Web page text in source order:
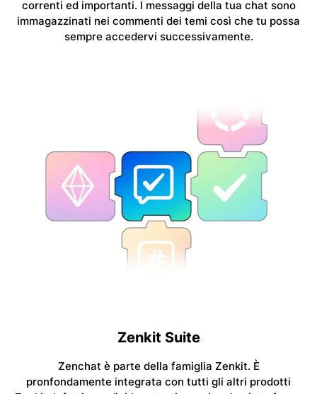
correnti ed importanti. I messaggi della tua chat sono
immagazzinati nei commenti dei temi così che tu possa
sempre accedervi successivamente.
Zenkit Suite
Zenchat è parte della famiglia Zenkit. È
pronfondamente integrata con tutti gli altri prodotti